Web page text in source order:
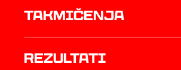
Takmičenja
rezultati